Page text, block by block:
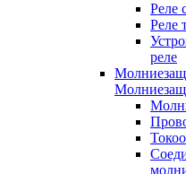
Реле
Реле
реле